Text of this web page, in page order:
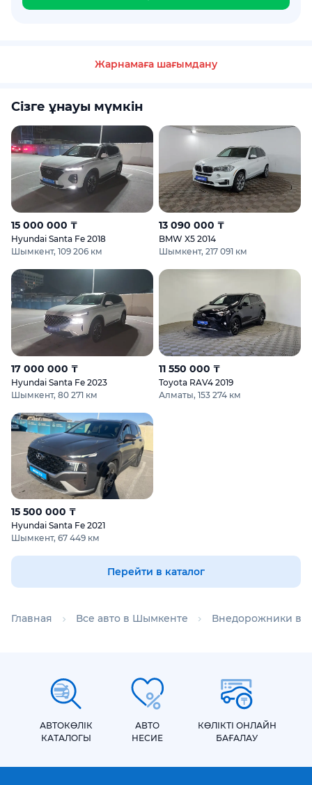
Жарнамаға шағымдану
Сізге ұнауы мүмкін
15 000 000 ₸
Hyundai Santa Fe 2018
Шымкент, 109 206 км
13 090 000 ₸
BMW X5 2014
Шымкент, 217 091 км
17 000 000 ₸
Hyundai Santa Fe 2023
Шымкент, 80 271 км
11 550 000 ₸
Toyota RAV4 2019
Алматы, 153 274 км
15 500 000 ₸
Hyundai Santa Fe 2021
Шымкент, 67 449 км
Перейти в каталог
Главная Все авто в Шымкенте Внедорожники в
АВТОКӨЛІК
КАТАЛОГЫ
АВТО
НЕСИЕ
КӨЛІКТІ ОНЛАЙН
БАҒАЛАУ